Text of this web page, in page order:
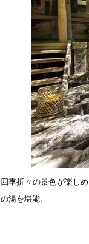
四季折々の景色が楽し
の湯を堪能。